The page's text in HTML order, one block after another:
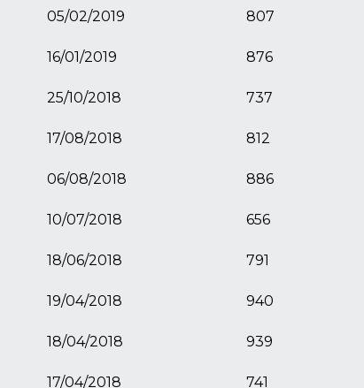
05/02/2019 807
16/01/2019 876
25/10/2018 737
17/08/2018 812
06/08/2018 886
10/07/2018 656
18/06/2018 791
19/04/2018 940
18/04/2018 939
17/04/2018 741